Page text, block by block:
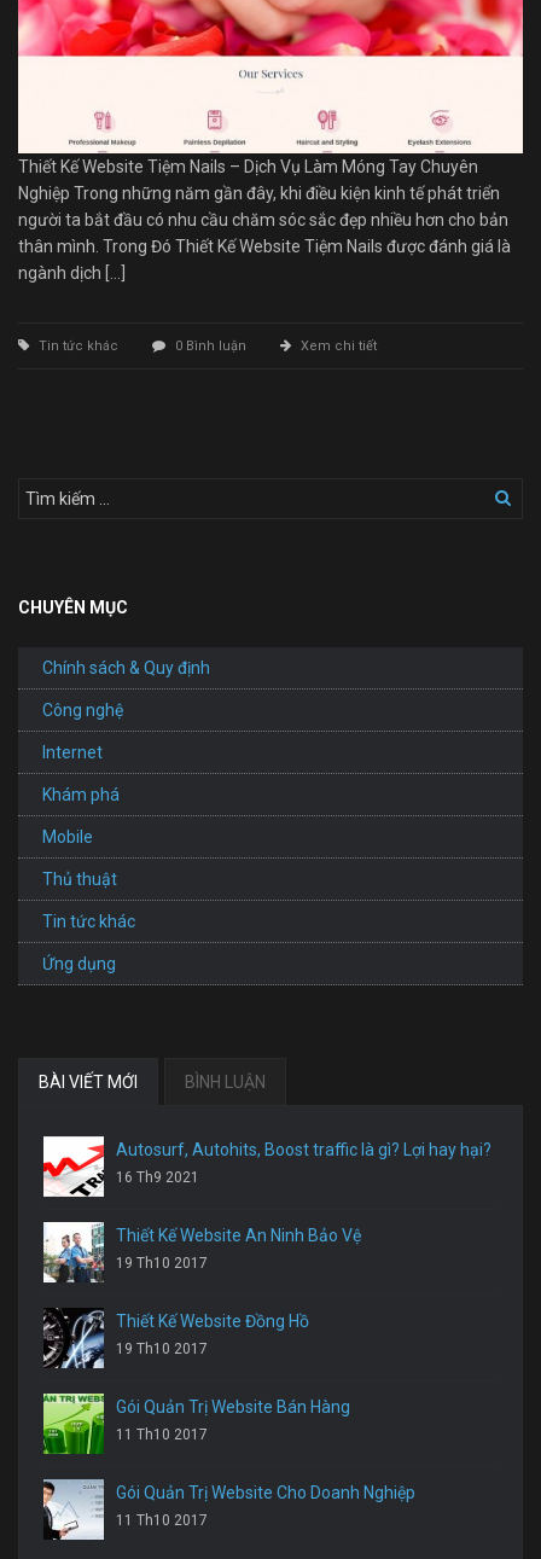
Thiết Kế Website Tiệm Nails – Dịch Vụ Làm Móng Tay Chuyên
Nghiệp Trong những năm gần đây, khi điều kiện kinh tế phát triển
người ta bắt đầu có nhu cầu chăm sóc sắc đẹp nhiều hơn cho bản
thân mình. Trong Đó Thiết Kế Website Tiệm Nails được đánh giá là
ngành dịch […]
Tin tức khác 0 Bình luận Xem chi tiết
CHUYÊN MỤC
Chính sách & Quy định
Công nghệ
Internet
Khám phá
Mobile
Thủ thuật
Tin tức khác
Ứng dụng
BÀI VIẾT MỚI BÌNH LUẬN
Autosurf, Autohits, Boost traffic là gì? Lợi hay hại?
16 Th9 2021
Thiết Kế Website An Ninh Bảo Vệ
19 Th10 2017
Thiết Kế Website Đồng Hồ
19 Th10 2017
Gói Quản Trị Website Bán Hàng
11 Th10 2017
Gói Quản Trị Website Cho Doanh Nghiệp
11 Th10 2017